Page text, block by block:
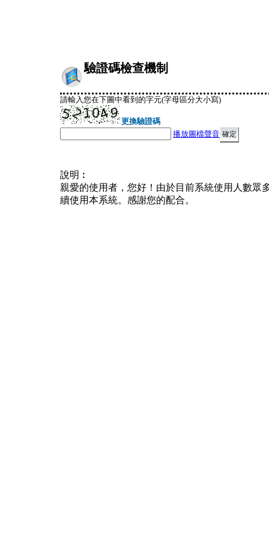
驗證碼檢查機制
請輸入您在下圖中看到的字元(字母區分大小寫)
更換驗證碼
播放圖檔聲音
說明︰
親愛的使用者，您好！由於目前系統使用人數眾
續使用本系統。感謝您的配合。